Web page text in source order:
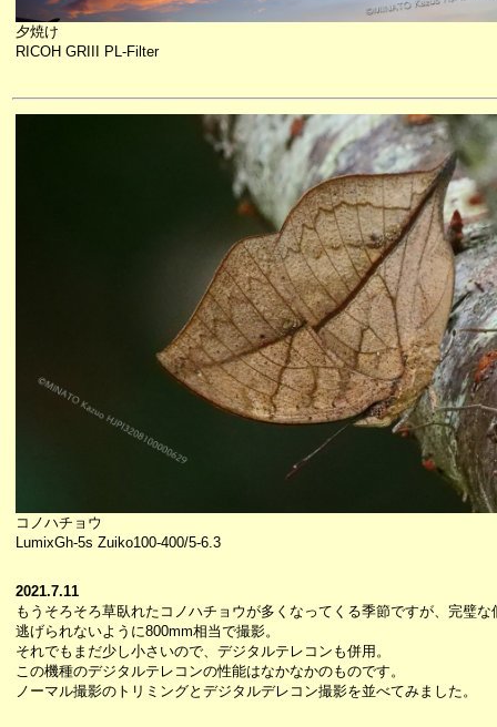
夕焼け
RICOH GRIII PL-Filter
コノハチョウ
LumixGh-5s Zuiko100-400/5-6.3
2021.7.11
もうそろそろ草臥れたコノハチョウが多くなってくる季節ですが、完璧
逃げられないように800mm相当で撮影。
それでもまだ少し小さいので、デジタルテレコンも併用。
この機種のデジタルテレコンの性能はなかなかのものです。
ノーマル撮影のトリミングとデジタルデレコン撮影を並べてみました。